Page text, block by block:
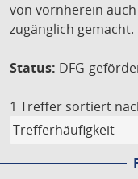
von vornherein
zugänglich gemacht.
Status: DFG-
1 Treffer sortiert